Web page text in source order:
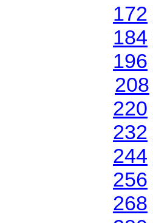
172
184
196
208
220
232
244
256
268